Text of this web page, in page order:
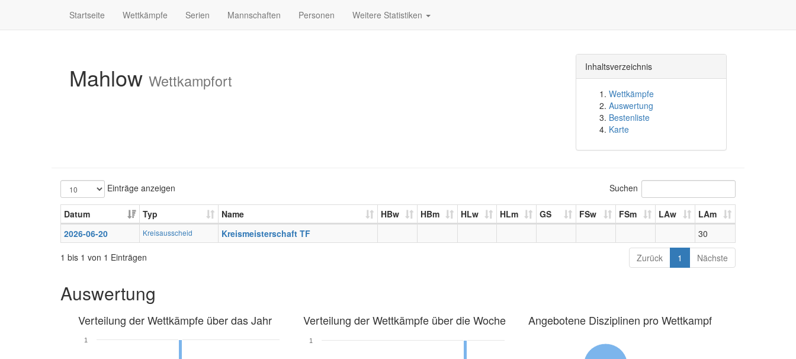
Startseite Wettkämpfe Serien Mannschaften Personen Weitere Statistiken
Mahlow Wettkampfort
Inhaltsverzeichnis
Wettkämpfe
Auswertung
Bestenliste
Karte
Einträge anzeigen Suchen
Datum Typ Name HBw HBm HLw HLm GS FSw FSm LAw
LAm
2026-06-20
Kreisausscheid Kreismeisterschaft TF
30
1 bis 1 von 1 Einträgen
Zurück 1 Nächste
Auswertung
Verteilung der Wettkämpfe über das Jahr
1
Verteilung der Wettkämpfe über die Woche
1
Angebotene Disziplinen pro Wettkampf